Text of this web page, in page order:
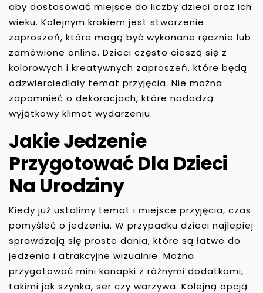
aby dostosować miejsce do liczby dzieci oraz ich
wieku. Kolejnym krokiem jest stworzenie
zaproszeń, które mogą być wykonane ręcznie lub
zamówione online. Dzieci często cieszą się z
kolorowych i kreatywnych zaproszeń, które będą
odzwierciedlały temat przyjęcia. Nie można
zapomnieć o dekoracjach, które nadadzą
wyjątkowy klimat wydarzeniu.
Jakie Jedzenie
Przygotować Dla Dzieci
Na Urodziny
Kiedy już ustalimy temat i miejsce przyjęcia, czas
pomyśleć o jedzeniu. W przypadku dzieci najlepiej
sprawdzają się proste dania, które są łatwe do
jedzenia i atrakcyjne wizualnie. Można
przygotować mini kanapki z różnymi dodatkami,
takimi jak szynka, ser czy warzywa. Kolejną opcją